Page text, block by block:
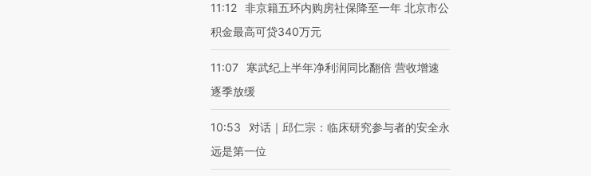
11:12 非京籍五环内购房社保降至一年 北京市公
积金最高可贷340万元
11:07
寒武纪上半年净利润同比翻倍 营收增速
逐季放缓
10:53
对话｜邱仁宗：临床研究参与者的安全永
远是第一位